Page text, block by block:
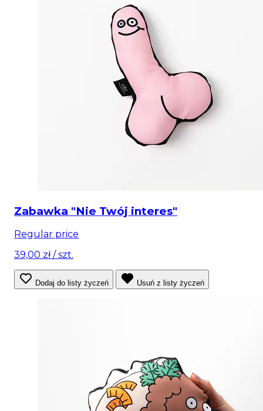
Zabawka "Nie Twój interes"
Regular price
39,00 zł/ szt.
Dodaj do listy życzeń Usuń z listy życzeń